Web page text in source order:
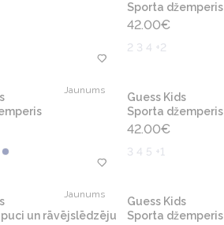
Sporta džemperis
42.00€
2 3 4 +2
Jaunums
Guess Kids
Sporta džemperis
42.00€
3 4 5 +1
Jaunums
un rāvējslēdzēju
Guess Kids
Sporta džemperis